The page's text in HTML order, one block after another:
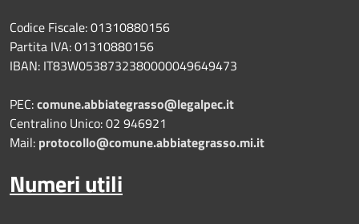
Codice Fiscale: 01310880156
Partita IVA: 01310880156
IBAN: IT83W0538732380000049649473
PEC:comune.abbiategrasso@legalpec.it
Centralino Unico: 02 946921
Mail: protocollo@comune.abbiategrasso.mi.it
Numeri utili